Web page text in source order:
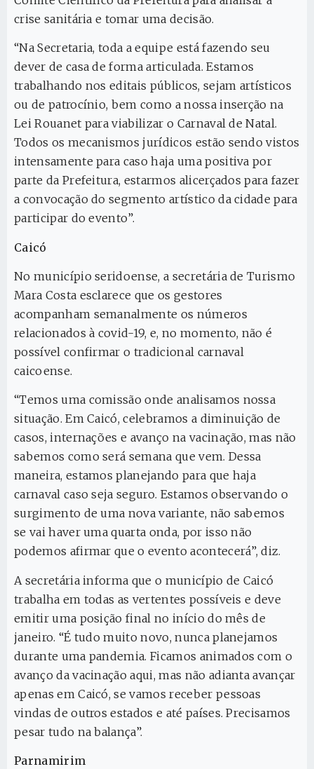
crise sanitária e tomar uma decisão.
“Na Secretaria, toda a equipe está fazendo seu
dever de casa de forma articulada. Estamos
trabalhando nos editais públicos, sejam artísticos
ou de patrocínio, bem como a nossa inserção na
Lei Rouanet para viabilizar o Carnaval de Natal.
Todos os mecanismos jurídicos estão sendo vistos
intensamente para caso haja uma positiva por
parte da Prefeitura, estarmos alicerçados para fazer
a convocação do segmento artístico da cidade para
participar do evento”.
Caicó
No município seridoense, a secretária de Turismo
Mara Costa esclarece que os gestores
acompanham semanalmente os números
relacionados à covid-19, e, no momento, não é
possível confirmar o tradicional carnaval
caicoense.
“Temos uma comissão onde analisamos nossa
situação. Em Caicó, celebramos a diminuição de
casos, internações e avanço na vacinação, mas não
sabemos como será semana que vem. Dessa
maneira, estamos planejando para que haja
carnaval caso seja seguro. Estamos observando o
surgimento de uma nova variante, não sabemos
se vai haver uma quarta onda, por isso não
podemos afirmar que o evento acontecerá”, diz.
A secretária informa que o município de Caicó
trabalha em todas as vertentes possíveis e deve
emitir uma posição final no início do mês de
janeiro. “É tudo muito novo, nunca planejamos
durante uma pandemia. Ficamos animados com o
avanço da vacinação aqui, mas não adianta avançar
apenas em Caicó, se vamos receber pessoas
vindas de outros estados e até países. Precisamos
pesar tudo na balança”.
Parnamirim